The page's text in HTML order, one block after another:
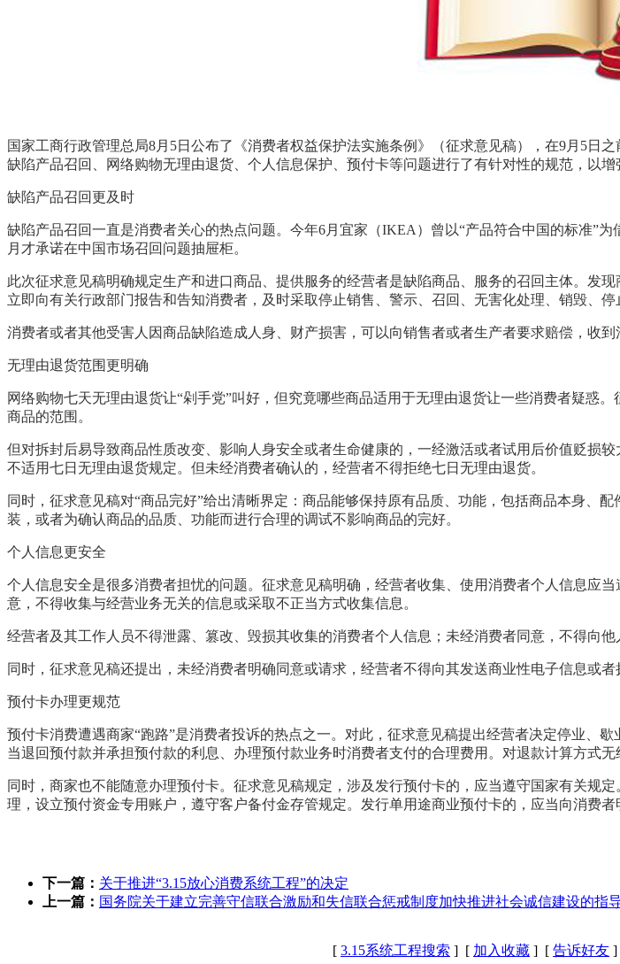
国家工商行政管理总局8月5日公布了《消费者权益保护法实施条例》（征求意见稿），在9月5日
缺陷产品召回、网络购物无理由退货、个人信息保护、预付卡等问题进行了有针对性的规范，以增
缺陷产品召回更及时
缺陷产品召回一直是消费者关心的热点问题。今年6月宜家（IKEA）曾以“产品符合中国的标准”
月才承诺在中国市场召回问题抽屉柜。
此次征求意见稿明确规定生产和进口商品、提供服务的经营者是缺陷商品、服务的召回主体。发
立即向有关行政部门报告和告知消费者，及时采取停止销售、警示、召回、无害化处理、销毁、停
消费者或者其他受害人因商品缺陷造成人身、财产损害，可以向销售者或者生产者要求赔偿，收
无理由退货范围更明确
网络购物七天无理由退货让“剁手党”叫好，但究竟哪些商品适用于无理由退货让一些消费者疑惑
商品的范围。
但对拆封后易导致商品性质改变、影响人身安全或者生命健康的，一经激活或者试用后价值贬损
不适用七日无理由退货规定。但未经消费者确认的，经营者不得拒绝七日无理由退货。
同时，征求意见稿对“商品完好”给出清晰界定：商品能够保持原有品质、功能，包括商品本身、
装，或者为确认商品的品质、功能而进行合理的调试不影响商品的完好。
个人信息更安全
个人信息安全是很多消费者担忧的问题。征求意见稿明确，经营者收集、使用消费者个人信息应
意，不得收集与经营业务无关的信息或采取不正当方式收集信息。
经营者及其工作人员不得泄露、篡改、毁损其收集的消费者个人信息；未经消费者同意，不得向
同时，征求意见稿还提出，未经消费者明确同意或请求，经营者不得向其发送商业性电子信息或者
预付卡办理更规范
预付卡消费遭遇商家“跑路”是消费者投诉的热点之一。对此，征求意见稿提出经营者决定停业、
当退回预付款并承担预付款的利息、办理预付款业务时消费者支付的合理费用。对退款计算方式
同时，商家也不能随意办理预付卡。征求意见稿规定，涉及发行预付卡的，应当遵守国家有关规
理，设立预付资金专用账户，遵守客户备付金存管规定。发行单用途商业预付卡的，应当向消费者
下一篇： 关于推进“3.15放心消费系统工程”的决定
上一篇： 国务院关于建立完善守信联合激励和失信联合惩戒制度加快推进社会诚信建设的指
[ 3.15系统工程搜索 ] [ 加入收藏 ] [ 告诉好友